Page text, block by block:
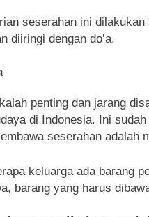
seserahan ini
diiringi dengan do’a.
penting dan jarang
di Indonesia. Ini
seserahan adalah
keluarga ada barang
barang yang harus